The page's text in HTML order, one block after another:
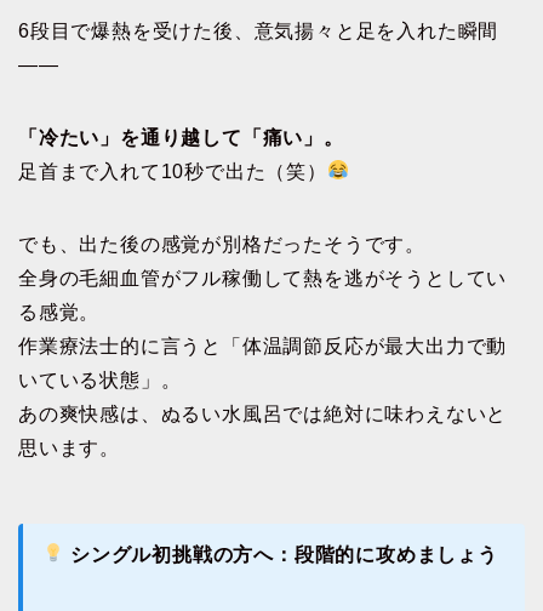
6段目で爆熱を受けた後、意気揚々と足を入れた瞬間
——
「冷たい」を通り越して「痛い」。
足首まで入れて10秒で出た（笑）
でも、出た後の感覚が別格だったそうです。
全身の毛細血管がフル稼働して熱を逃がそうとしてい
る感覚。
作業療法士的に言うと「体温調節反応が最大出力で動
いている状態」。
あの爽快感は、ぬるい水風呂では絶対に味わえないと
思います。
シングル初挑戦の方へ：段階的に攻めましょう